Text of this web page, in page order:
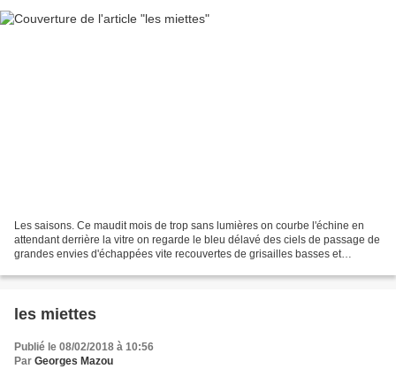
Les saisons. Ce maudit mois de trop sans lumières on courbe l'échine en
attendant derrière la vitre on regarde le bleu délavé des ciels de passage de
grandes envies d'échappées vite recouvertes de grisailles basses et
les miettes
Publié le 08/02/2018 à 10:56
Par Georges Mazou